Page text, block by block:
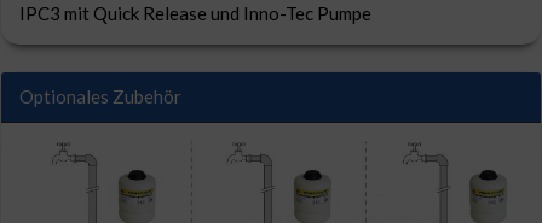
IPC3 mit Quick Release und Inno-Tec Pumpe
Optionales Zubehör